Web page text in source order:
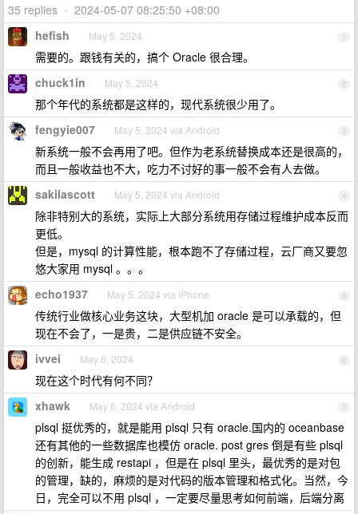
35 replies • 2024-05-07 08:25:50 +08:00
1
hefish May 5, 2024
需要的。跟钱有关的，搞个 Oracle 很合理。
2
chuck1in May 5, 2024
那个年代的系统都是这样的，现代系统很少用了。
3
fengyie007 May 5, 2024 via Android
新系统一般不会再用了吧。但作为老系统替换成本还是很高的，
而且一般收益也不大，吃力不讨好的事一般不会有人去做。
4
sakilascott May 5, 2024 via Android
除非特别大的系统，实际上大部分系统用存储过程维护成本反而
更低。
但是，mysql 的计算性能，根本跑不了存储过程，云厂商又要忽
悠大家用 mysql 。。。
5
echo1937 May 5, 2024 via iPhone
传统行业做核心业务这块，大型机加 oracle 是可以承载的，但
现在不会了，一是贵，二是供应链不安全。
6
ivvei May 6, 2024
现在这个时代有何不同？
7
xhawk May 6, 2024 via Android
plsql 挺优秀的，就是能用 plsql 只有 oracle.国内的 oceanbase
还有其他的一些数据库也模仿 oracle. post gres 倒是有些 plsql
的创新，能生成 restapi ，但是在 plsql 里头，最优秀的是对包
的管理，缺的，麻烦的是对代码的版本管理和格式化。当然，今
日，完全可以不用 plsql ，一定要尽量思考如何前端，后端分离